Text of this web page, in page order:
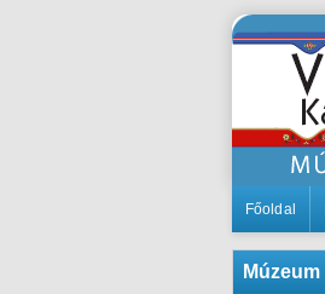
Főoldal
Múzeum